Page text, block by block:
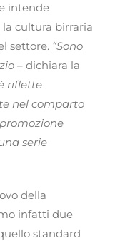
intende
la cultura birraria
settore. “Sono
– dichiara la
riflette
nel comparto
serie
della
infatti due
standard